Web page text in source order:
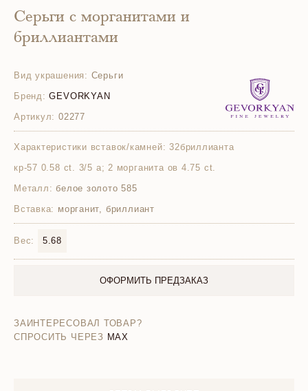
Серьги с морганитами и
бриллиантами
Вид украшения: Серьги
Бренд: GEVORKYAN
Артикул: 02277
Характеристики вставок/камней: 32бриллианта
кр-57 0.58 ct. 3/5 а; 2 морганита ов 4.75 ct.
Металл: белое золото 585
Вставка: морганит, бриллиант
Вес: 5.68
ОФОРМИТЬ ПРЕДЗАКАЗ
ЗАИНТЕРЕСОВАЛ ТОВАР?
СПРОСИТЬ ЧЕРЕЗ MAX